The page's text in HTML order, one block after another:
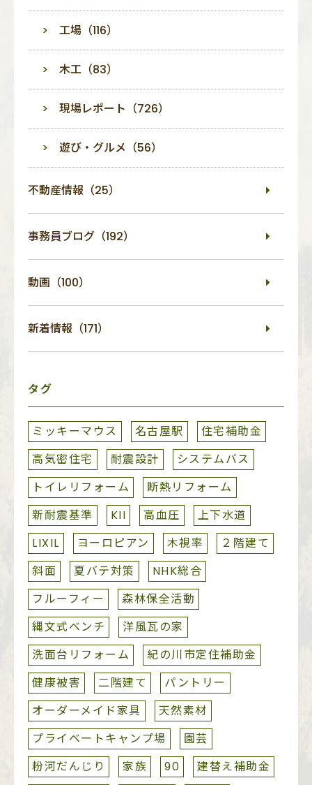
工場（116）
木工（83）
現場レポート（726）
遊び・グルメ（56）
不動産情報（25）
事務員ブログ（192）
動画（100）
新着情報（171）
タグ
ミッキーマウス 名古屋駅
住宅補助金
高気密住宅
耐震設計
システムバス
トイレリフォーム
断熱リフォーム
新耐震基準
KII 高血圧
上下水道
LIXIL
ヨーロピアン 木視率
２階建て
斜面
夏バテ対策
NHK総合
フルーフィー
森林保全活動
縄文式ベンチ
洋風瓦の家
洗面台リフォーム
紀の川市定住補助金
健康被害
二階建て
パントリー
オーダーメイド家具
天然素材
プライベートキャンプ場
園芸
粉河だんじり
家族 90
建替え補助金